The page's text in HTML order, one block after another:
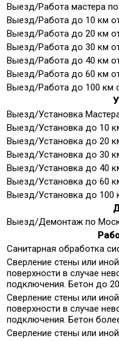
Выезд/Работа мастера
Выезд/Работа до 10 км
Выезд/Работа до 20 км
Выезд/Работа до 30 км
Выезд/Работа до 40 км
Выезд/Работа до 60 км
Выезд/Работа до 100 км
Выезд/Установка
Выезд/Установка до 10
Выезд/Установка до 20
Выезд/Установка до 30
Выезд/Установка до 40
Выезд/Установка до 60
Выезд/Установка до
Выезд/Демонтаж по
Санитарная обработка
Сверление стены или
поверхности в случае
подключения. Бетон до
Сверление стены или
поверхности в случае
подключения. Бетон
Сверление стены или